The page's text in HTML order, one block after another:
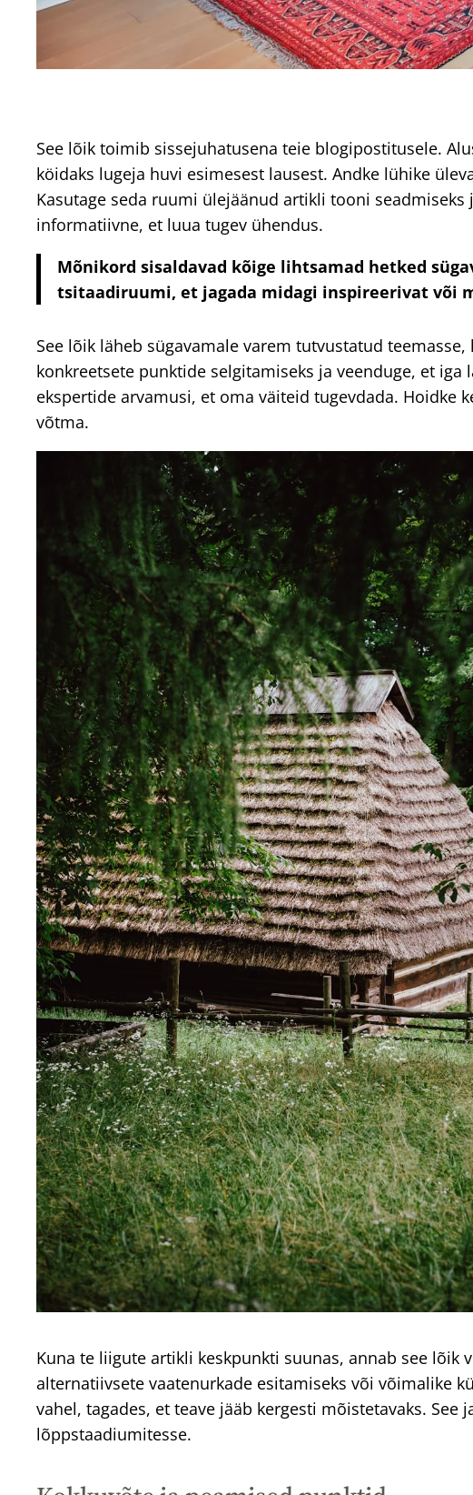
See lõik toimib sissejuhatusena teie blogipostitusele.
köidaks lugeja huvi esimesest lausest. Andke lühike
Kasutage seda ruumi ülejäänud artikli tooni
informatiivne, et luua tugev ühendus.
Mõnikord sisaldavad kõige lihtsamad hetked
tsitaadiruumi, et jagada midagi inspireerivat või
See lõik läheb sügavamale varem tutvustatud
konkreetsete punktide selgitamiseks ja veenduge, et
ekspertide arvamusi, et oma väiteid tugevdada. Hoidke
võtma.
Kuna te liigute artikli keskpunkti suunas, annab see lõik
alternatiivsete vaatenurkade esitamiseks või võimalike
vahel, tagades, et teave jääb kergesti mõistetavaks.
lõppstaadiumitesse.